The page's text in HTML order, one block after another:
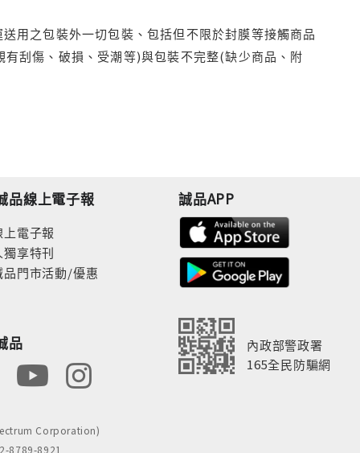
用之包裝外一切包裝、包括但不限於封膜等接觸商品
刮傷、破損、受潮等)與包裝不完整(缺少商品、附
品線上電子報
電子報
享特刊
品門市活動/優惠
品
誠品APP
內政部警政署
165全民防騙網
Corporation)
8789-8921